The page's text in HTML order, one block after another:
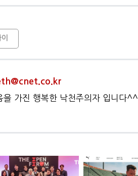
을 가진 행복한 낙천주의자 입니다^^